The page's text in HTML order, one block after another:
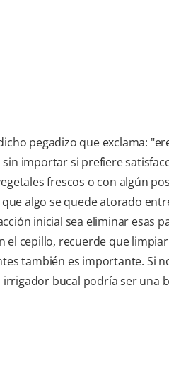
pegadizo que exclama:
sin importar si prefiere
frescos o con algún
algo se quede atorado
inicial sea eliminar esas
el cepillo, recuerde que
también es importante. Si
irrigador bucal podría ser una